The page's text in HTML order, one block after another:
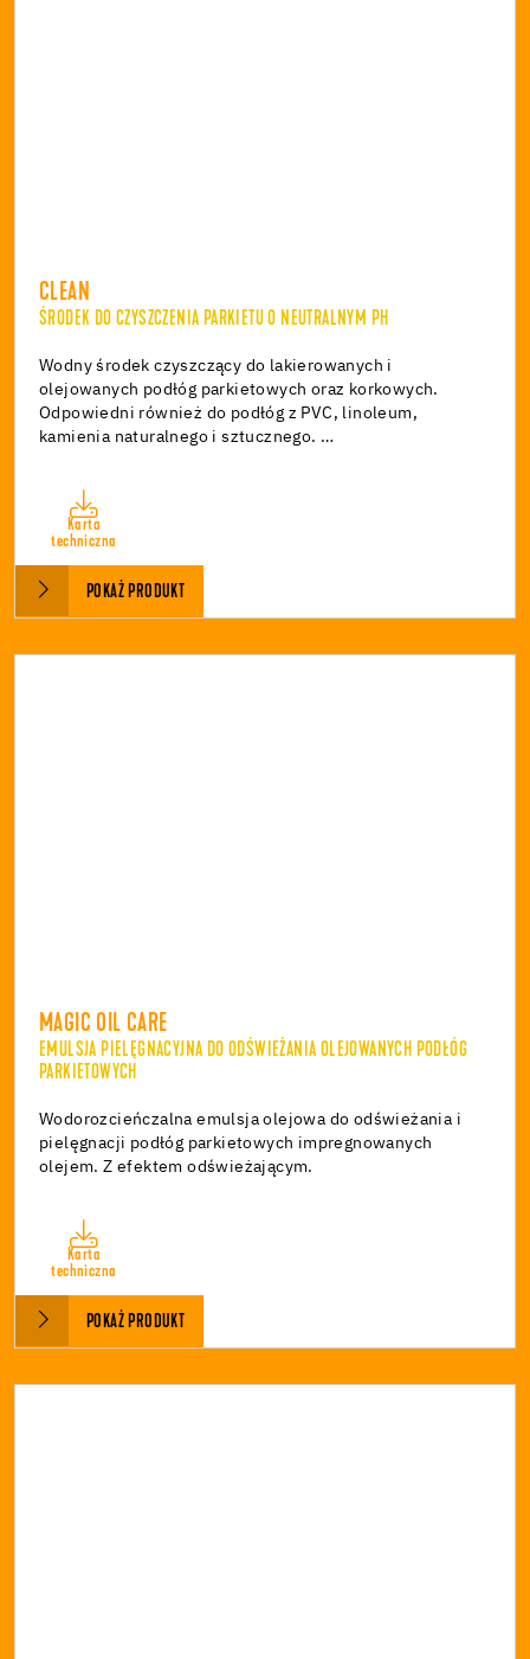
CLEAN
ŚRODEK DO CZYSZCZENIA PARKIETU O NEUTRALNYM PH
Wodny środek czyszczący do lakierowanych i
olejowanych podłóg parkietowych oraz korkowych.
Odpowiedni również do podłóg z PVC, linoleum,
kamienia naturalnego i sztucznego. …
Karta
techniczna
POKAŻ PRODUKT
MAGIC OIL CARE
EMULSJA PIELĘGNACYJNA DO ODŚWIEŻANIA OLEJOWANYCH PODŁÓG
PARKIETOWYCH
Wodorozcieńczalna emulsja olejowa do odświeżania i
pielęgnacji podłóg parkietowych impregnowanych
olejem. Z efektem odświeżającym.
Karta
techniczna
POKAŻ PRODUKT